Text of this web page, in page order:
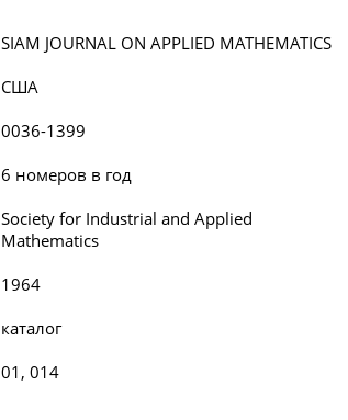
SIAM JOURNAL ON APPLIED MATHEMATICS
США
0036-1399
6 номеров в год
Society for Industrial and Applied
Mathematics
1964
каталог
01, 014